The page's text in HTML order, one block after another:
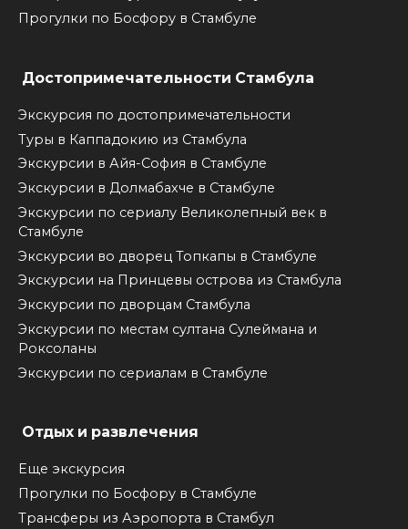
Прогулки по Босфору в Стамбуле
Достопримечательности Стамбула
Экскурсия по достопримечательности
Туры в Каппадокию из Стамбула
Экскурсии в Айя-София в Стамбуле
Экскурсии в Долмабахче в Стамбуле
Экскурсии по сериалу Великолепный век в
Стамбуле
Экскурсии во дворец Топкапы в Стамбуле
Экскурсии на Принцевы острова из Стамбула
Экскурсии по дворцам Стамбула
Экскурсии по местам султана Сулеймана и
Роксоланы
Экскурсии по сериалам в Стамбуле
Отдых и развлечения
Еще экскурсия
Прогулки по Босфору в Стамбуле
Трансферы из Аэропорта в Стамбул